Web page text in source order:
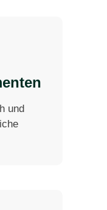
und